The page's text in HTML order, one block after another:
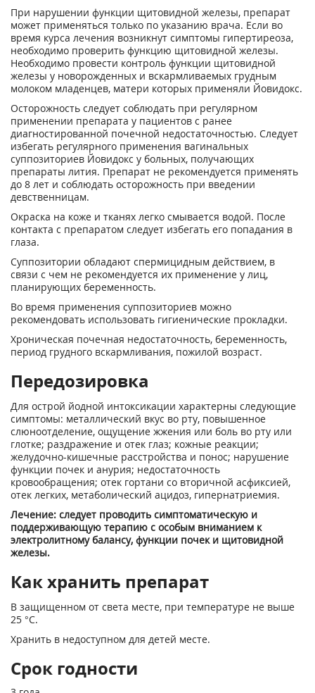
При нарушении функции щитовидной железы, препарат
может применяться только по указанию врача. Если во
время курса лечения возникнут симптомы гипертиреоза,
необходимо проверить функцию щитовидной железы.
Необходимо провести контроль функции щитовидной
железы у новорожденных и вскармливаемых грудным
молоком младенцев, матери которых применяли Йовидокс.
Осторожность следует соблюдать при регулярном
применении препарата у пациентов с ранее
диагностированной почечной недостаточностью. Следует
избегать регулярного применения вагинальных
суппозиториев Йовидокс у больных, получающих
препараты лития. Препарат не рекомендуется применять
до 8 лет и соблюдать осторожность при введении
девственницам.
Окраска на коже и тканях легко смывается водой. После
контакта с препаратом следует избегать его попадания в
глаза.
Суппозитории обладают спермицидным действием, в
связи с чем не рекомендуется их применение у лиц,
планирующих беременность.
Во время применения суппозиториев можно
рекомендовать использовать гигиенические прокладки.
Хроническая почечная недостаточность, беременность,
период грудного вскармливания, пожилой возраст.
Передозировка
Для острой йодной интоксикации характерны следующие
симптомы: металлический вкус во рту, повышенное
слюноотделение, ощущение жжения или боль во рту или
глотке; раздражение и отек глаз; кожные реакции;
желудочно-кишечные расстройства и понос; нарушение
функции почек и анурия; недостаточность
кровообращения; отек гортани со вторичной асфиксией,
отек легких, метаболический ацидоз, гипернатриемия.
Лечение: следует проводить симптоматическую и
поддерживающую терапию с особым вниманием к
электролитному балансу, функции почек и щитовидной
железы.
Как хранить препарат
В защищенном от света месте, при температуре не выше
25 °С.
Хранить в недоступном для детей месте.
Срок годности